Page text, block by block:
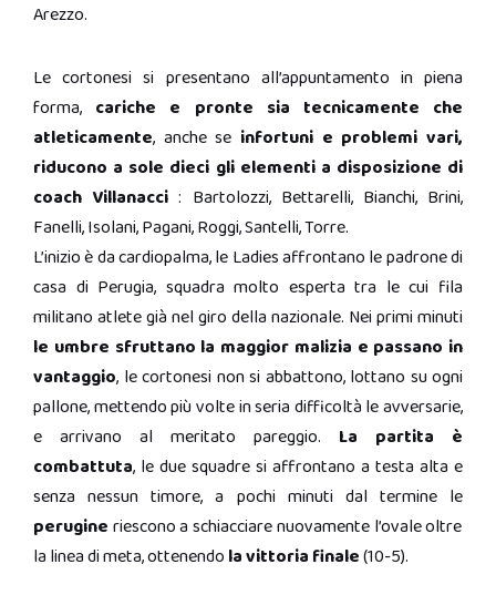
Arezzo.
Le cortonesi si presentano all’appuntamento in piena
forma, cariche e pronte sia tecnicamente che
atleticamente, anche se infortuni e problemi vari,
riducono a sole dieci gli elementi a disposizione di
coach Villanacci : Bartolozzi, Bettarelli, Bianchi, Brini,
Fanelli, Isolani, Pagani, Roggi, Santelli, Torre.
L’inizio è da cardiopalma, le Ladies affrontano le padrone di
casa di Perugia, squadra molto esperta tra le cui fila
militano atlete già nel giro della nazionale. Nei primi minuti
le umbre sfruttano la maggior malizia e passano in
vantaggio, le cortonesi non si abbattono, lottano su ogni
pallone, mettendo più volte in seria difficoltà le avversarie,
e arrivano al meritato pareggio. La partita è
combattuta, le due squadre si affrontano a testa alta e
senza nessun timore, a pochi minuti dal termine le
perugine riescono a schiacciare nuovamente l’ovale oltre
la linea di meta, ottenendo la vittoria finale(10-5).